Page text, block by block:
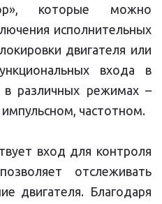
которые можно
исполнительных
двигателя или
входа в
в различных режимах –
частотном.
вход для контроля
отслеживать
двигателя. Благодаря